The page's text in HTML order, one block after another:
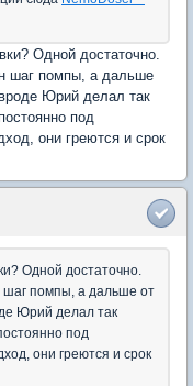
Одной достаточно.
шаг помпы, а дальше
вроде Юрий делал так
под
они греются и срок
Одной достаточно.
шаг помпы, а дальше от
Юрий делал так
под
они греются и срок